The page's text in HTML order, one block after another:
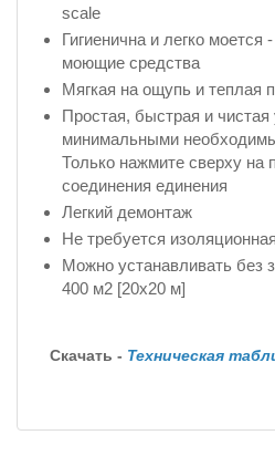
scale
Гигиенична и легко моется
моющие средства
Мягкая на ощупь и теплая
Простая, быстрая и чистая
минимальными
Только нажмите сверху на
соединения единения
Легкий демонтаж
Не требуется
Можно устанавливать без
400 м2 [20x20 м]
Скачать - Техническая